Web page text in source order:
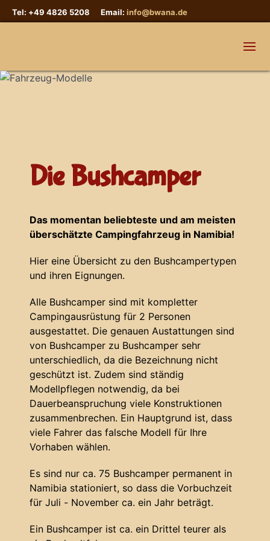
Tel: +49 4826 5208 Email: info@bwana.de
Die Bushcamper
Das momentan beliebteste und am meisten
überschätzte Campingfahrzeug in Namibia!
Hier eine Übersicht zu den Bushcampertypen
und ihren Eignungen.
Alle Bushcamper sind mit kompletter
Campingausrüstung für 2 Personen
ausgestattet. Die genauen Austattungen sind
von Bushcamper zu Bushcamper sehr
unterschiedlich, da die Bezeichnung nicht
geschützt ist. Zudem sind ständig
Modellpflegen notwendig, da bei
Dauerbeanspruchung viele Konstruktionen
zusammenbrechen. Ein Hauptgrund ist, dass
viele Fahrer das falsche Modell für Ihre
Vorhaben wählen.
Es sind nur ca. 75 Bushcamper permanent in
Namibia stationiert, so dass die Vorbuchzeit
für Juli - November ca. ein Jahr beträgt.
Ein Bushcamper ist ca. ein Drittel teurer als